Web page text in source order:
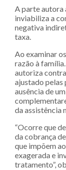
A parte autora
inviabiliza a
negativa
taxa.
Ao examinar
razão à
autoriza
ajustado pelas
ausência de
da assistência
“Ocorre que
da cobrança
que impõem
exagerada e
tratamento”,